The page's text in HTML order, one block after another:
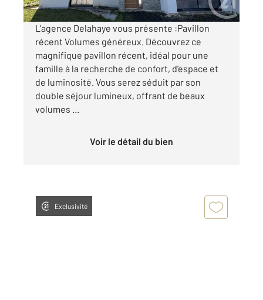
L'agence Delahaye vous présente :Pavillon
récent Volumes généreux. Découvrez ce
magnifique pavillon récent, idéal pour une
famille à la recherche de confort, d'espace et
de luminosité. Vous serez séduit par son
double séjour lumineux, offrant de beaux
volumes ...
Voir le détail du bien
Exclusivité